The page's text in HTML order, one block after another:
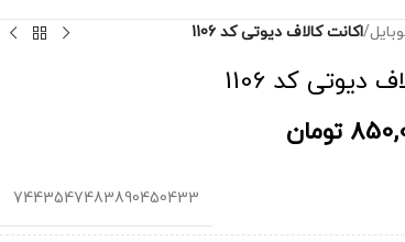
/اکانت کالاف دیوتی کد 1106
دیوتی کد 1106
تومان
7443547483890450433